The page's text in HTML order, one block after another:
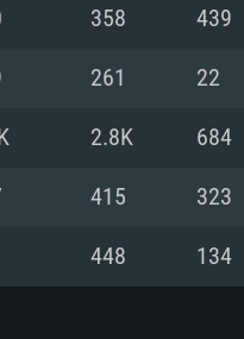
인터넷
GB (전체 클라
며 최신 그래
(6개월 미만;
358 439
261 22
2.8K 684
415 323
448 134